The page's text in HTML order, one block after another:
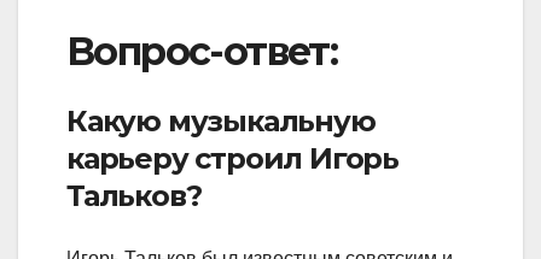
Вопрос-ответ:
Какую музыкальную
карьеру строил Игорь
Тальков?